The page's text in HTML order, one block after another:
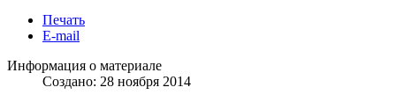
Печать
E-mail
Информация о материале
Создано: 28 ноября 2014